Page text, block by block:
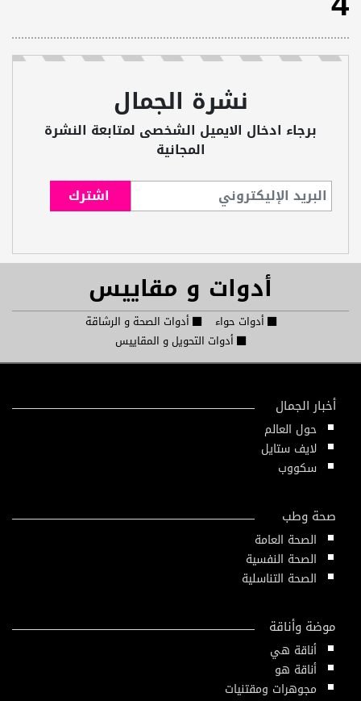
نشرة الجمال
برجاء ادخال الايميل الشخصى لمتابعة النشرة
المجانية
أدوات و مقاييس
أدوات حواء
أدوات الصحة و الرشاقة
أدوات التحويل و المقاييس
أخبار الجمال
حول العالم
لايف ستايل
سكووب
صحة وطب
الصحة العامة
الصحة النفسية
الصحة التناسلية
موضة وأناقة
أناقة هي
أناقة هو
مجوهرات ومقتنيات